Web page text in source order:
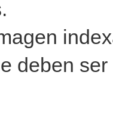
deben